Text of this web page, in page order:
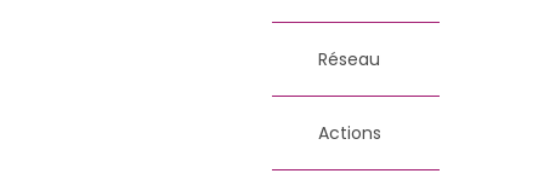
Réseau
Actions